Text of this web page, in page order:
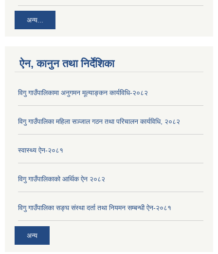
अन्य...
ऐन, कानुन तथा निर्देशिका
विगु गाउँपालिकामा अनुगमन मूल्याङ्कन कार्यविधि-२०८२
विगु गाउँपालिका महिला सञ्जाल गठन तथा परिचालन कार्यविधि, २०८२
स्वास्थ्य ऐन-२०८१
विगु गाउँपालिकाको आर्थिक ऐन २०८२
विगु गाउँपालिका सङ्घ संस्था दर्ता तथा नियमन सम्बन्धी ऐन-२०८१
अन्य